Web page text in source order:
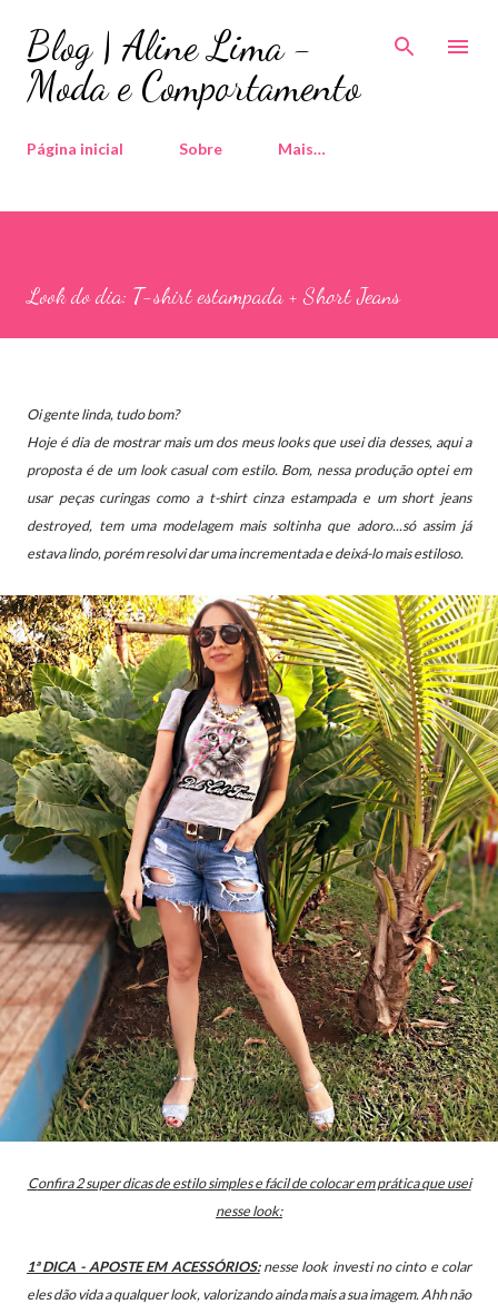
Pular para o conteúdo principal
Blog | Aline Lima -
Moda e Comportamento
Página inicial Sobre Mais…
Look do dia: T-shirt estampada + Short Jeans
Oi gente linda, tudo bom?
Hoje é dia de mostrar mais um dos meus looks que usei dia desses, aqui a
proposta é de um look casual com estilo. Bom, nessa produção optei em
usar peças curingas como a t-shirt cinza estampada e um short jeans
destroyed, tem uma modelagem mais soltinha que adoro...só assim já
estava lindo, porém resolvi dar uma incrementada e deixá-lo mais estiloso.
Confira 2 super dicas de estilo simples e fácil de colocar em prática que usei
nesse look:
1ª DICA - APOSTE EM ACESSÓRIOS: nesse look investi no cinto e colar
eles dão vida a qualquer look, valorizando ainda mais a sua imagem. Ahh não